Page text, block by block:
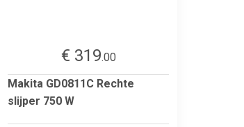
€ 319.00
Makita GD0811C Rechte
slijper 750 W